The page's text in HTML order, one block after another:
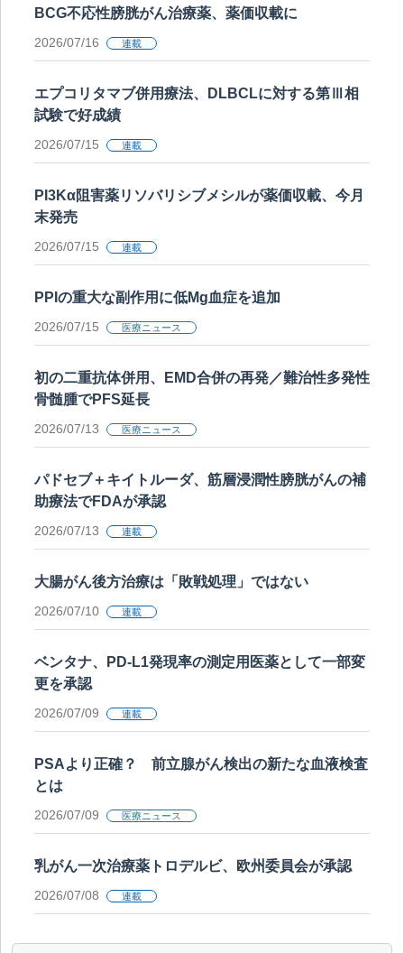
BCG不応性膀胱がん治療薬、薬価収載に
2026/07/16 連載
エプコリタマブ併用療法、DLBCLに対する第Ⅲ相
試験で好成績
2026/07/15 連載
PI3Kα阻害薬リソバリシブメシルが薬価収載、今月
末発売
2026/07/15 連載
PPIの重大な副作用に低Mg血症を追加
2026/07/15 医療ニュース
初の二重抗体併用、EMD合併の再発／難治性多発性
骨髄腫でPFS延長
2026/07/13 医療ニュース
パドセブ＋キイトルーダ、筋層浸潤性膀胱がんの補
助療法でFDAが承認
2026/07/13 連載
大腸がん後方治療は「敗戦処理」ではない
2026/07/10 連載
ベンタナ、PD-L1発現率の測定用医薬として一部変
更を承認
2026/07/09 連載
PSAより正確？ 前立腺がん検出の新たな血液検査
とは
2026/07/09 医療ニュース
乳がん一次治療薬トロデルビ、欧州委員会が承認
2026/07/08 連載